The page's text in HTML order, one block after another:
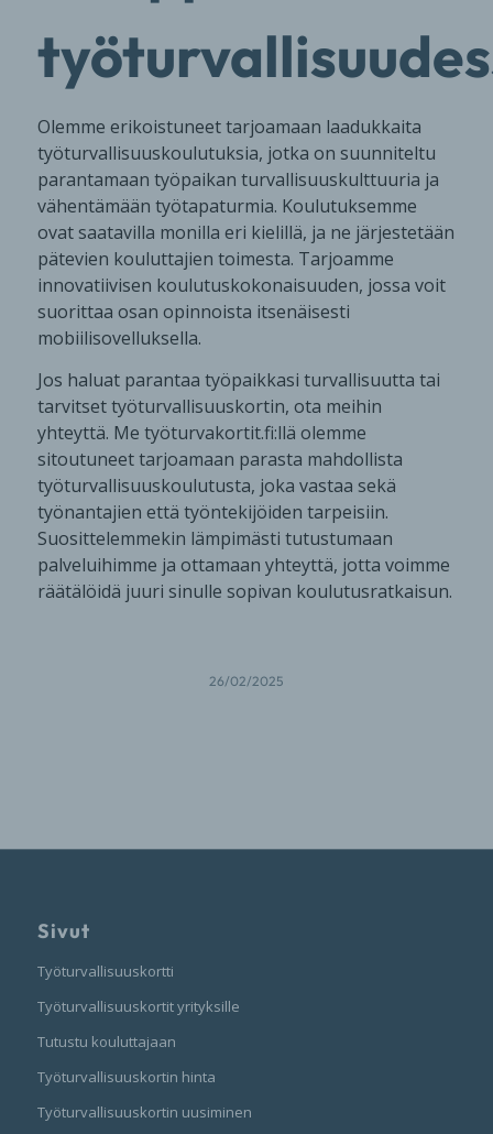
Olemme erikoistuneet tarjoamaan laadukkaita
työturvallisuuskoulutuksia, jotka on suunniteltu
parantamaan työpaikan turvallisuuskulttuuria ja
vähentämään työtapaturmia. Koulutuksemme
ovat saatavilla monilla eri kielillä, ja ne järjestetään
pätevien kouluttajien toimesta. Tarjoamme
innovatiivisen koulutuskokonaisuuden, jossa voit
suorittaa osan opinnoista itsenäisesti
mobiilisovelluksella.
Jos haluat parantaa työpaikkasi turvallisuutta tai
tarvitset työturvallisuuskortin, ota meihin
yhteyttä. Me työturvakortit.fi:llä olemme
sitoutuneet tarjoamaan parasta mahdollista
työturvallisuuskoulutusta, joka vastaa sekä
työnantajien että työntekijöiden tarpeisiin.
Suosittelemmekin lämpimästi tutustumaan
palveluihimme ja ottamaan yhteyttä, jotta voimme
räätälöidä juuri sinulle sopivan koulutusratkaisun.
26/02/2025
Sivut
Työturvallisuuskortti
Työturvallisuuskortit yrityksille
Tutustu kouluttajaan
Työturvallisuuskortin hinta
Työturvallisuuskortin uusiminen